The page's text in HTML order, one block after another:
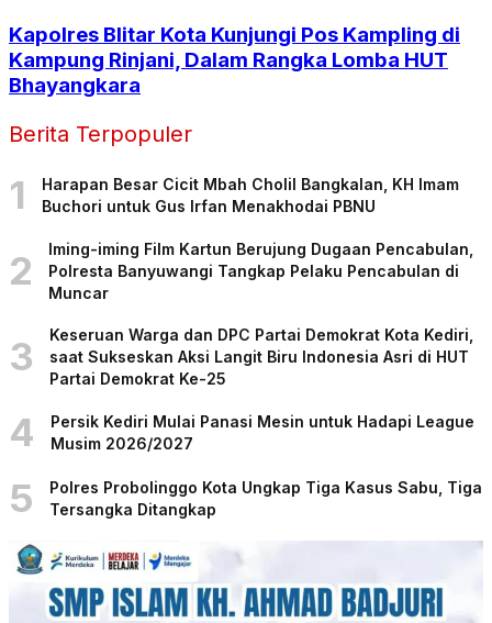
Kapolres Blitar Kota Kunjungi Pos Kampling di
Kampung Rinjani, Dalam Rangka Lomba HUT
Bhayangkara
Berita Terpopuler
1
Harapan Besar Cicit Mbah Cholil Bangkalan, KH Imam
Buchori untuk Gus Irfan Menakhodai PBNU
2
Iming-iming Film Kartun Berujung Dugaan Pencabulan,
Polresta Banyuwangi Tangkap Pelaku Pencabulan di
Muncar
3
Keseruan Warga dan DPC Partai Demokrat Kota Kediri,
saat Sukseskan Aksi Langit Biru Indonesia Asri di HUT
Partai Demokrat Ke-25
4
Persik Kediri Mulai Panasi Mesin untuk Hadapi League
Musim 2026/2027
5
Polres Probolinggo Kota Ungkap Tiga Kasus Sabu, Tiga
Tersangka Ditangkap